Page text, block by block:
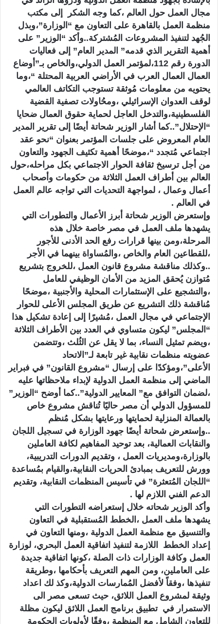
مجال العمل حول العالم ،كما وجه الشكر إلى مكتب
منظمة العمل بالقاهرة على التعاون مع “الوزارة”،وبذل
الجُهد لتنفيذ المشروعات المُشتركة..وأكد “الوزير” على
أهمية التقرير الذي قدمه” المدير العام” إلى فعاليات
الدورة رقم 112،لمؤتمر العمل الدولي،والخاص بـ”أوضاع
العمال العمال العرب في الأراضي العربية المحتلة “،وما
يحتويه من معلومات مُوثقة تستوجب التكاتف العالمي
لوقف العدوان الإسرائيلي ،ومحُاولات تصفية القضية
الفلسطينية،والتدخل العاجل لحماية حقوق العمال ضحايا
“الإحتلال”..كما أشار الوزير شحاتة أيضًا إلى تقرير المدير
العام المعروض على جلسات المؤتمر بعنوان “نحو عقد
اجتماعي مُتجدد “،موضحًا أهمية تكثيف الجهود والتعاون
من أجل ترسيخ ثقافة الحوار الاجتماعي بكل مراحله،حول
العالم بين أطراف العمل الثلاثة من حكومات وأصحاب
أعمال وعمال ، لمواجهة التحديات التي تواجه عالم العمل
في العالم .
وإستعرض الوزير شحاتة أبرز الأعمال والتطورات التي
يشهدها ملف العمل في مصر خاصة خلال هذه
المرحلة،ومن بينها قرارات رفع الحد الأدنى للأجور
،للقطاعين العام والخاص ،والمُساواة بينهما في الأجر
..وكذلك مناقشة مشروع قانون العمل ،للخروج بتشريع
مُتوازن يُحقق المزيد من الأمان الوظيفي للعامل
،والتشجيع على الإستثمارات المحلية والأجنبية ،موضحًا
مُناقشة ذلك التشريع عن طريق المجلس الأعلى للحوار
الإجتماعي في مجال العمل ،مُشيرًا إلى إعادة تشكيل هذا
“المجلس” ليكون متساوي في العدد بين الأطراف الثلاثة
،ويضم تمثيل النساء، بما لا يقل عن الثُلث ،وتتضمن
عضويته منظمات نقابية غير تابعة لـ”الاتحاد
الأعلى”،ومؤكدًا على إرسال “مشروع القانون” في فبراير
الماضي إلى منظمة العمل الدولية لإبداء ملاحظاتها عليه
،لضمان التوافق مع” المعايير الدولية”..كما أوضح “الوزير”
للمسؤول الدولي أن مصر حاليًا تُناقش مشروع خاص
بالعمالة المنزلية لحمايتها ورعايتها بشكل مُنظم
..وإستعرض شحاتة أيضًا جهود الوزارة في تسجيل اللجان
والنقابات العمالية، بعد توحيد المفاهيم لكافة العاملين
بالوزارة،ومديريات العمل ، وتقديم الدورات التدريبية،
وورش للتعريف بمبادئ الحريات النقابية،والقيام بمُساعدة
“اللجان المُتعثرة” في تأسيس المنظمات النقابية، وتقديم
الدعم الفني اللازم لها .
وأكد الوزير شحاته خلال إستعراضه التطورات التي
يشهدها ملف العمل ،الخطط المُستقبلية في التعاون
والتنسيق مع منظمة العمل الدولية ،ومنها التعاون في
إعداد الخطط اللازمة لتنفيذ اتفاقية العمل البحري، لوزارة
العمل وكافة الوزارات ذات الصلة ،كونها اتفاقية جديدة
على العاملين، ومن المهم التعريف بأحكامها ،وطريقة
تنفيذها ،وفقاً لأفضل المُمارسات الدولية،وكذ لك اعداد
وثيقة لمشروع العمل اللائق، حيث تسعى مصر الى
الاستمرار في تطبيق برنامج العمل اللائق ليكون مظلة
للتعاون الشامل مع المنظمة ،وفقًا لأولويات الحكومة